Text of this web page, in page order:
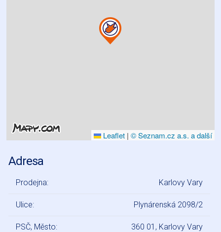
Leaflet | © Seznam.cz a.s. a další
Adresa
Prodejna: Karlovy Vary
Ulice: Plynárenská 2098/2
PSČ, Město: 360 01, Karlovy Vary